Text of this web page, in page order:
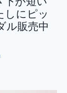
しにピッ
ル販売中